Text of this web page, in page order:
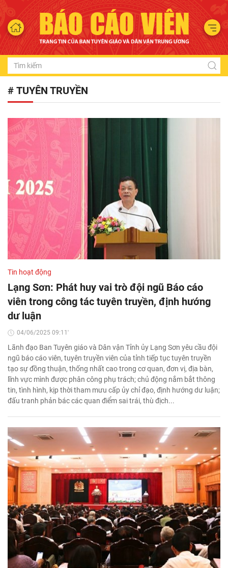
# TUYÊN TRUYỀN
Tin hoạt động
Lạng Sơn: Phát huy vai trò đội ngũ Báo cáo
viên trong công tác tuyên truyền, định hướng
dư luận
04/06/2025 09:11'
Lãnh đạo Ban Tuyên giáo và Dân vận Tỉnh ủy Lạng Sơn yêu cầu đội
ngũ báo cáo viên, tuyên truyền viên của tỉnh tiếp tục tuyên truyền
tạo sự đồng thuận, thống nhất cao trong cơ quan, đơn vị, địa bàn,
lĩnh vực mình được phân công phụ trách; chủ động nắm bắt thông
tin, tình hình, kịp thời tham mưu cấp ủy chỉ đạo, định hướng dư luận;
đấu tranh phản bác các quan điểm sai trái, thù địch...